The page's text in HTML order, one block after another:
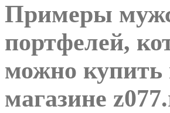
Примеры
портфелей,
можно купить
магазине